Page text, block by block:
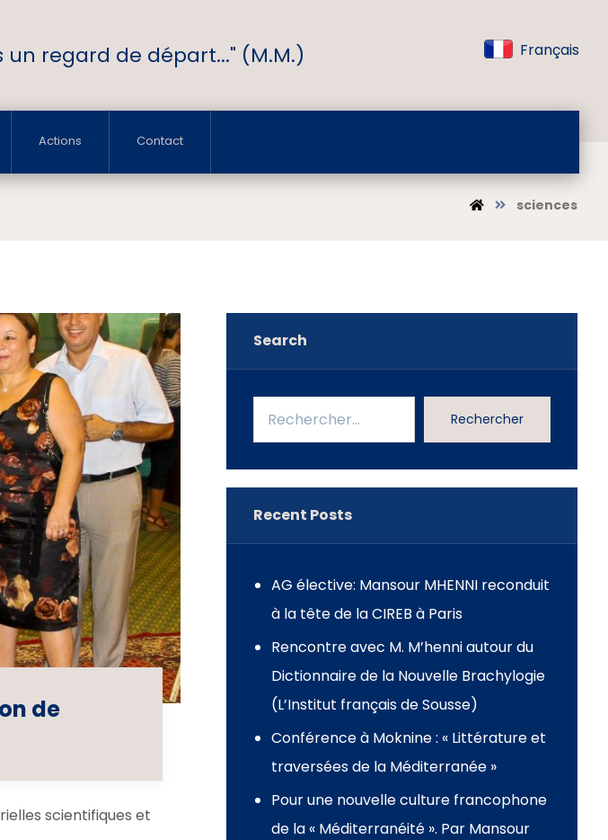
regard de départ..." (M.M.) Français
Actions Contact
sciences
de
scientifiques et
Search
Rechercher
Recent Posts
AG élective: Mansour MHENNI reconduit
à la tête de la CIREB à Paris
Rencontre avec M. M’henni autour du
Dictionnaire de la Nouvelle Brachylogie
(L’Institut français de Sousse)
Conférence à Moknine : « Littérature et
traversées de la Méditerranée »
Pour une nouvelle culture francophone
de la « Méditerranéité ». Par Mansour